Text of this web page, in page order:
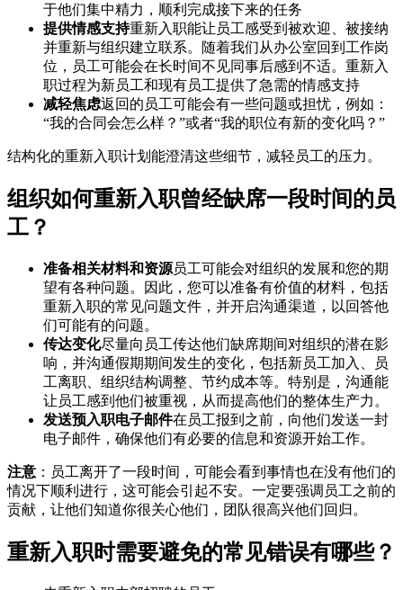
于他们集中精力，顺利完成接下来的任务
提供情感支持重新入职能让员工感受到被欢迎、被接纳
并重新与组织建立联系。随着我们从办公室回到工作岗
位，员工可能会在长时间不见同事后感到不适。重新入
职过程为新员工和现有员工提供了急需的情感支持
减轻焦虑返回的员工可能会有一些问题或担忧，例如：
“我的合同会怎么样？”或者“我的职位有新的变化吗？”
结构化的重新入职计划能澄清这些细节，减轻员工的压力。
组织如何重新入职曾经缺席一段时间的员
工？
准备相关材料和资源员工可能会对组织的发展和您的期
望有各种问题。因此，您可以准备有价值的材料，包括
重新入职的常见问题文件，并开启沟通渠道，以回答他
们可能有的问题。
传达变化尽量向员工传达他们缺席期间对组织的潜在影
响，并沟通假期期间发生的变化，包括新员工加入、员
工离职、组织结构调整、节约成本等。特别是，沟通能
让员工感到他们被重视，从而提高他们的整体生产力。
发送预入职电子邮件在员工报到之前，向他们发送一封
电子邮件，确保他们有必要的信息和资源开始工作。
注意 ：员工离开了一段时间，可能会看到事情也在没有他们的
情况下顺利进行，这可能会引起不安。一定要强调员工之前的
贡献，让他们知道你很关心他们，团队很高兴他们回归。
重新入职时需要避免的常见错误有哪些？